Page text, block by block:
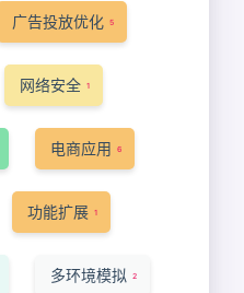
广告投放优化 5
网络安全 1
电商应用 6
功能扩展 1
多环境模拟 2